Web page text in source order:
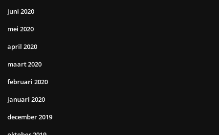
juni 2020
mei 2020
april 2020
maart 2020
februari 2020
januari 2020
december 2019